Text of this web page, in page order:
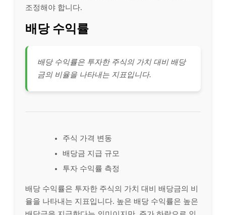
조정해야 합니다.
배당 수익률
배당 수익률은 투자한 주식의 가치 대비 배당
금의 비율을 나타내는 지표입니다.
주식 가격 변동
배당금 지급 규모
투자 수익률 측정
배당 수익률은 투자한 주식의 가치 대비 배당금의 비
율을 나타내는 지표입니다. 높은 배당 수익률은 높은